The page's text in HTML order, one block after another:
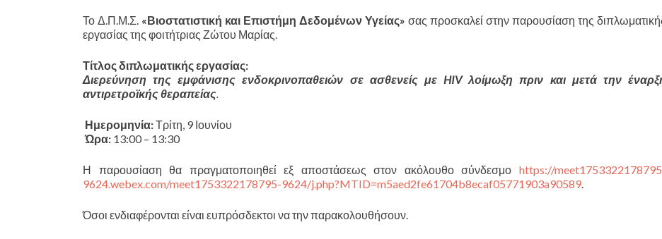
Το Δ.Π.Μ.Σ. «Βιοστατιστική και Επιστήμη Δεδομένων Υγείας» σας προσκαλεί στην παρουσίαση της
εργασίας της φοιτήτριας Ζώτου Μαρίας.
Τίτλος διπλωματικής εργασίας:
Διερεύνηση της εμφάνισης ενδοκρινοπαθειών σε ασθενείς με HIV λοίμωξη πριν και μετά την
αντιρετροϊκής θεραπείας.
Ημερομηνία:Τρίτη, 9 Ιουνίου
Ώρα: 13:00 – 13:30
Η παρουσίαση θα πραγματοποιηθεί εξ αποστάσεως στον ακόλουθο σύνδεσμο https://
9624.webex.com/meet1753322178795-9624/j.php?MTID=m5aed2fe61704b8ecaf05771903a90589.
Όσοι ενδιαφέρονται είναι ευπρόσδεκτοι να την παρακολουθήσουν.